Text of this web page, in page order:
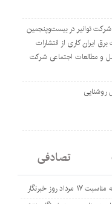
شرکت توانیر در بیست‌وپنجمین
ایران کاری از انتشارات
و مطالعات اجتماعی شرکت
روشنایی
تصادفی
روز خبرنگار